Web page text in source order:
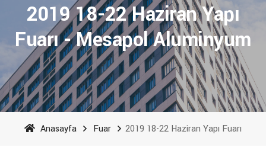
2019 18-22 Haziran Yapı
Fuarı - Mesapol Aluminyum
Anasayfa Fuar 2019 18-22 Haziran Yapı Fuarı